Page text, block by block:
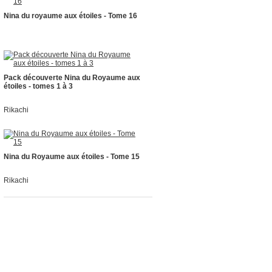
Nina du royaume aux étoiles - Tome 16
Pack découverte Nina du Royaume aux
étoiles - tomes 1 à 3
Rikachi
Nina du Royaume aux étoiles - Tome 15
Rikachi